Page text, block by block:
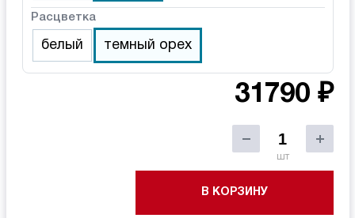
Расцветка
белый темный орех
31790 ₽
шт
В КОРЗИНУ